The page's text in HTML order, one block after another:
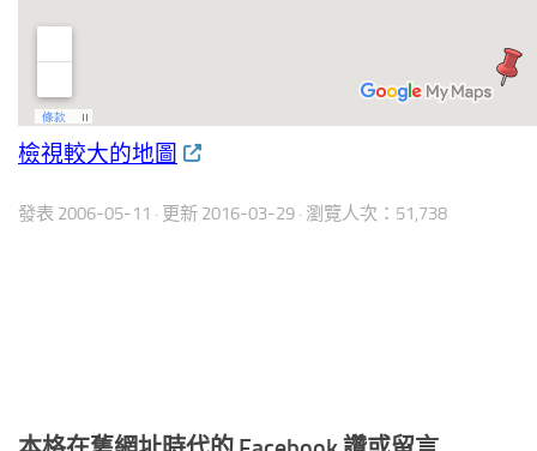
檢視較大的地圖
發表 2006-05-11 · 更新 2016-03-29 · 瀏覽人次：51,738